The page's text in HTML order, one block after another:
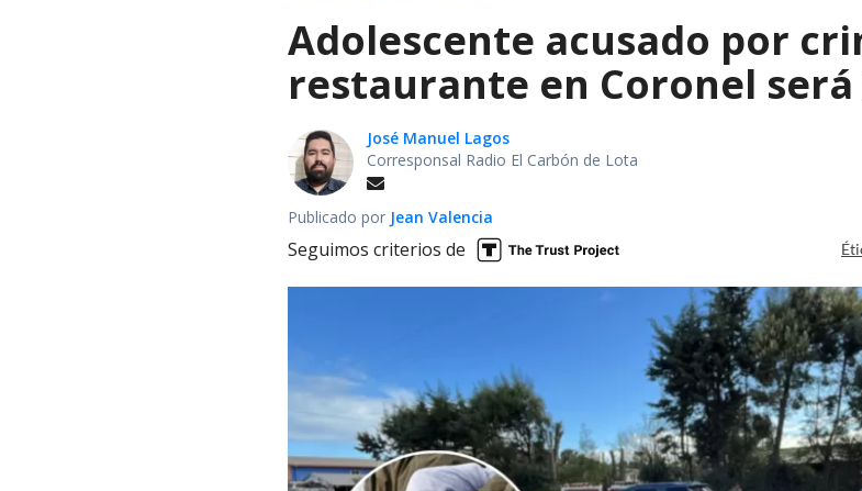
Adolescente acusado por
restaurante en Coronel
José Manuel Lagos
Corresponsal Radio El Carbón de Lota
Publicado por Jean Valencia
Seguimos criterios de